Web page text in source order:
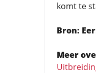
komt te
Bron:
Meer